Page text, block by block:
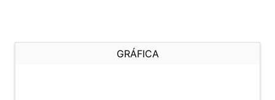
GRÁFICA